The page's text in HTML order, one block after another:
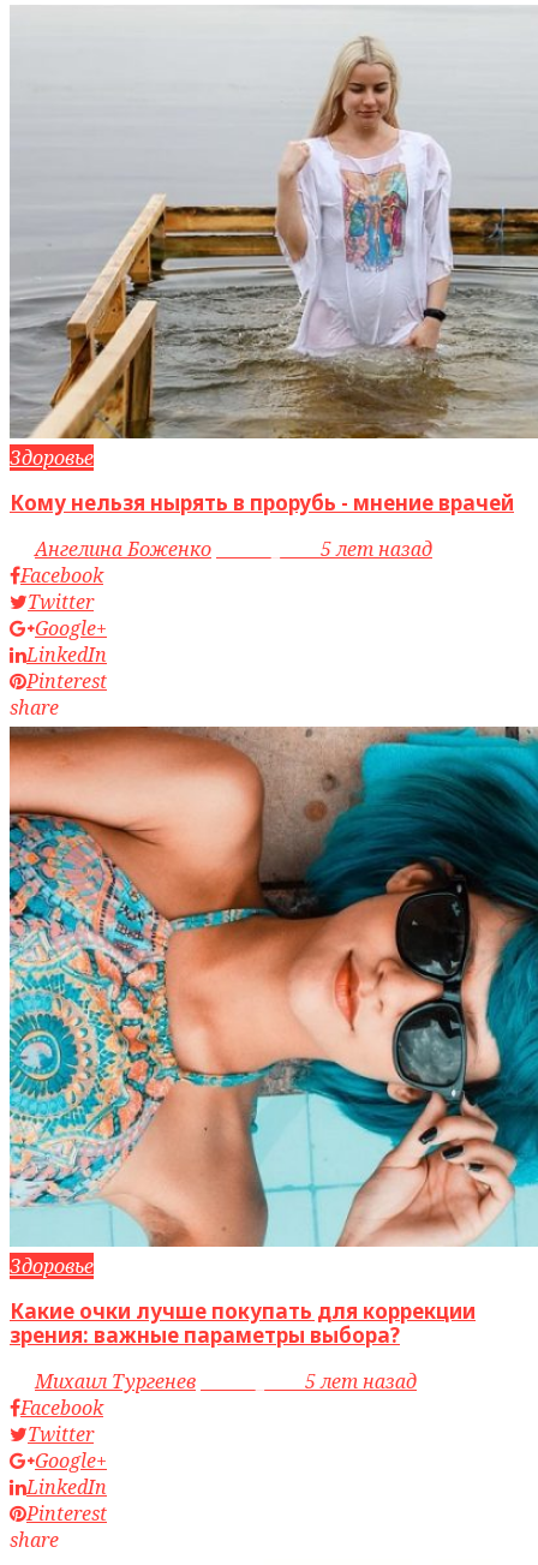
Здоровье
Кому нельзя нырять в прорубь - мнение врачей
byАнгелина Боженко
5 лет назад
Facebook
Twitter
Google+
LinkedIn
Pinterest
share
Здоровье
Какие очки лучше покупать для коррекции
зрения: важные параметры выбора?
byМихаил Тургенев
5 лет назад
Facebook
Twitter
Google+
LinkedIn
Pinterest
share